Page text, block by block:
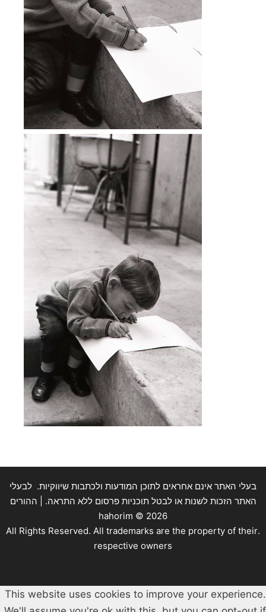
בעלי האתר אינם אחראים לתוכן המודעות ולכתבות שיווקיות. לבעלי
האתר הזכות לשנות או לבטל תוכניות פרסום ללא התראה. | ההורים
hahorim © 2026
.All Rights Reserved. All trademarks are the property of their
respective owners
This website uses cookies to improve your experience.